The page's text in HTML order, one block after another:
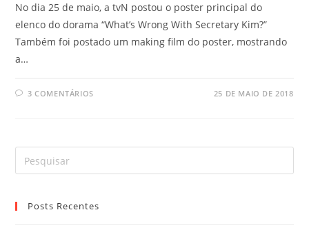
No dia 25 de maio, a tvN postou o poster principal do
elenco do dorama “What’s Wrong With Secretary Kim?”
Também foi postado um making film do poster, mostrando
a…
3 COMENTÁRIOS 25 DE MAIO DE 2018
Posts Recentes